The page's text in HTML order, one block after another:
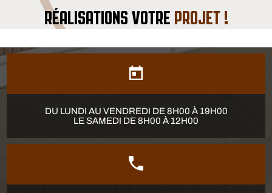
RÉALISATIONS VOTRE PROJET !
DU LUNDI AU VENDREDI DE 8H00 À 19H00
LE SAMEDI DE 8H00 À 12H00